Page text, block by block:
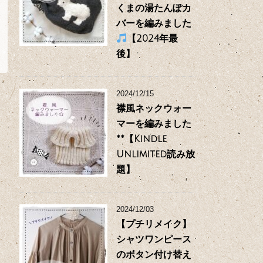
くまの湯たんぽカ
バーを編みました
【2024年最
後】
2024/12/15
襟風ネックウォー
マーを編みました
**【Kindle
Unlimited読み放
題】
2024/12/03
【プチリメイク】
シャツワンピース
のボタン付け替え